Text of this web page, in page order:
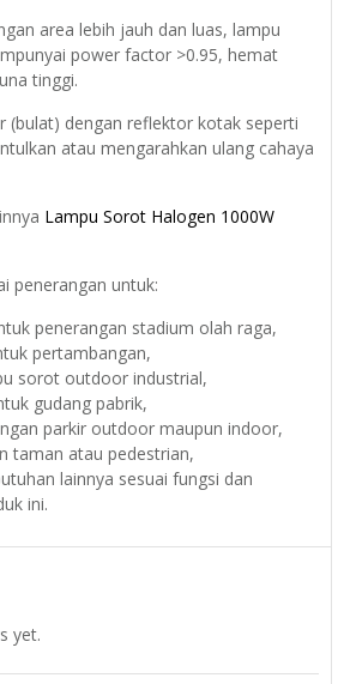
area lebih jauh dan luas, lampu
power factor >0.95, hemat
tinggi.
(bulat) dengan reflektor kotak seperti
atau mengarahkan ulang cahaya
Lampu Sorot Halogen 1000W
penerangan untuk:
penerangan stadium olah raga,
pertambangan,
sorot outdoor industrial,
gudang pabrik,
parkir outdoor maupun indoor,
taman atau pedestrian,
lainnya sesuai fungsi dan
ini.
yet.